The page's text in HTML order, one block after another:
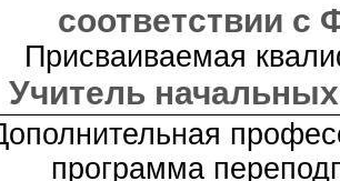
соответствии с
Присваиваемая
Учитель
программа